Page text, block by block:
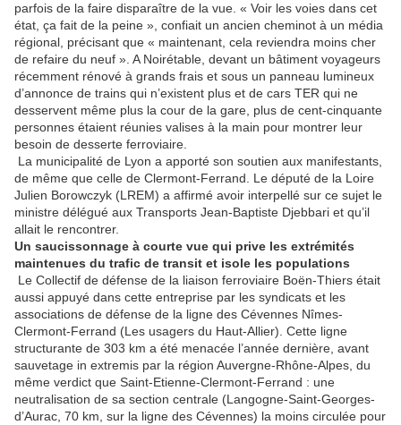
parfois de la faire disparaître de la vue. « Voir les voies dans cet
état, ça fait de la peine », confiait un ancien cheminot à un média
régional, précisant que « maintenant, cela reviendra moins cher
de refaire du neuf ». A Noirétable, devant un bâtiment voyageurs
récemment rénové à grands frais et sous un panneau lumineux
d’annonce de trains qui n’existent plus et de cars TER qui ne
desservent même plus la cour de la gare, plus de cent-cinquante
personnes étaient réunies valises à la main pour montrer leur
besoin de desserte ferroviaire.
La municipalité de Lyon a apporté son soutien aux manifestants,
de même que celle de Clermont-Ferrand. Le député de la Loire
Julien Borowczyk (LREM) a affirmé avoir interpellé sur ce sujet le
ministre délégué aux Transports Jean-Baptiste Djebbari et qu’il
allait le rencontrer.
Un saucissonnage à courte vue qui prive les extrémités
maintenues du trafic de transit et isole les populations
Le Collectif de défense de la liaison ferroviaire Boën-Thiers était
aussi appuyé dans cette entreprise par les syndicats et les
associations de défense de la ligne des Cévennes Nîmes-
Clermont-Ferrand (Les usagers du Haut-Allier). Cette ligne
structurante de 303 km a été menacée l’année dernière, avant
sauvetage in extremis par la région Auvergne-Rhône-Alpes, du
même verdict que Saint-Etienne-Clermont-Ferrand : une
neutralisation de sa section centrale (Langogne-Saint-Georges-
d’Aurac, 70 km, sur la ligne des Cévennes) la moins circulée pour